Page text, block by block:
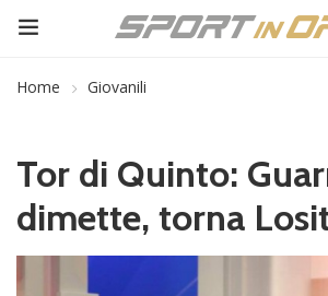
Home Giovanili
Tor di Quinto:
dimette, torna